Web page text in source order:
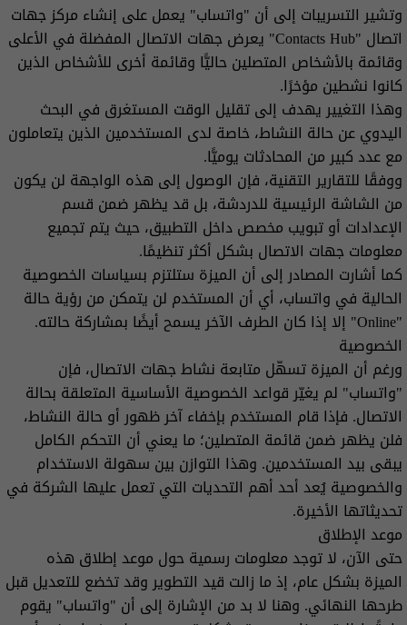
وتشير التسريبات إلى أن "واتساب" يعمل على إنشاء مركز جهات
اتصال "Contacts Hub" يعرض جهات الاتصال المفضلة في الأعلى
وقائمة بالأشخاص المتصلين حاليًّا وقائمة أخرى للأشخاص الذين
كانوا نشطين مؤخرًا.
وهذا التغيير يهدف إلى تقليل الوقت المستغرق في البحث
اليدوي عن حالة النشاط، خاصة لدى المستخدمين الذين يتعاملون
مع عدد كبير من المحادثات يوميًّا.
ووفقًا للتقارير التقنية، فإن الوصول إلى هذه الواجهة لن يكون
من الشاشة الرئيسية للدردشة، بل قد يظهر ضمن قسم
الإعدادات أو تبويب مخصص داخل التطبيق، حيث يتم تجميع
معلومات جهات الاتصال بشكل أكثر تنظيمًا.
كما أشارت المصادر إلى أن الميزة ستلتزم بسياسات الخصوصية
الحالية في واتساب، أي أن المستخدم لن يتمكن من رؤية حالة
"Online" إلا إذا كان الطرف الآخر يسمح أيضًا بمشاركة حالته.
الخصوصية
ورغم أن الميزة تسهّل متابعة نشاط جهات الاتصال، فإن
"واتساب" لم يغيّر قواعد الخصوصية الأساسية المتعلقة بحالة
الاتصال. فإذا قام المستخدم بإخفاء آخر ظهور أو حالة النشاط،
فلن يظهر ضمن قائمة المتصلين؛ ما يعني أن التحكم الكامل
يبقى بيد المستخدمين. وهذا التوازن بين سهولة الاستخدام
والخصوصية يُعد أحد أهم التحديات التي تعمل عليها الشركة في
تحديثاتها الأخيرة.
موعد الإطلاق
حتى الآن، لا توجد معلومات رسمية حول موعد إطلاق هذه
الميزة بشكل عام، إذ ما زالت قيد التطوير وقد تخضع للتعديل قبل
طرحها النهائي. وهنا لا بد من الإشارة إلى أن "واتساب" يقوم